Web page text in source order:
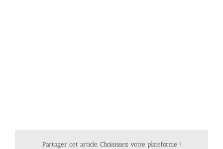
Partager cet article, Choisissez votre plateforme !